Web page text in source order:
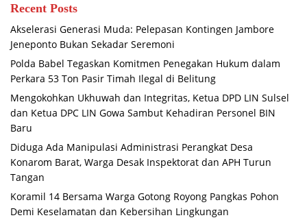
Recent Posts
Akselerasi Generasi Muda: Pelepasan Kontingen Jambore
Jeneponto Bukan Sekadar Seremoni
Polda Babel Tegaskan Komitmen Penegakan Hukum dalam
Perkara 53 Ton Pasir Timah Ilegal di Belitung
Mengokohkan Ukhuwah dan Integritas, Ketua DPD LIN Sulsel
dan Ketua DPC LIN Gowa Sambut Kehadiran Personel BIN
Baru
Diduga Ada Manipulasi Administrasi Perangkat Desa
Konarom Barat, Warga Desak Inspektorat dan APH Turun
Tangan
Koramil 14 Bersama Warga Gotong Royong Pangkas Pohon
Demi Keselamatan dan Kebersihan Lingkungan